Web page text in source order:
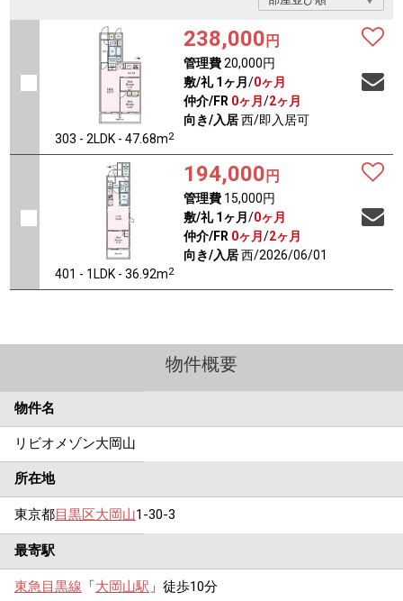
303 - 2LDK - 47.68m2
238,000 円
管理費20,000円
敷/礼 1ヶ月 /0ヶ月
仲介/FR 0ヶ月 /2ヶ月
向き/入居西/即入居可
401 - 1LDK - 36.92m2
194,000 円
管理費15,000円
敷/礼 1ヶ月 /0ヶ月
仲介/FR 0ヶ月 /2ヶ月
向き/入居西/2026/06/01
物件概要
物件名
リビオメゾン大岡山
所在地
東京都目黒区大岡山1-30-3
最寄駅
東急目黒線 「大岡山駅 」徒歩10分